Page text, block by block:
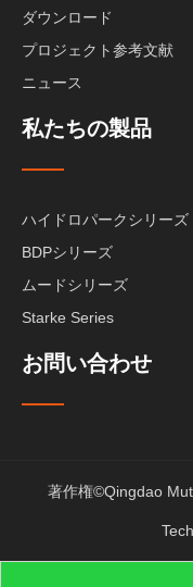
ダウンロード
プロジェクト参考文献
ニュース
私たちの製品
ハイドロパークシリーズ
BDPシリーズ
ムードシリーズ
Starke Series
お問い合わせ
著作権©Qingdao